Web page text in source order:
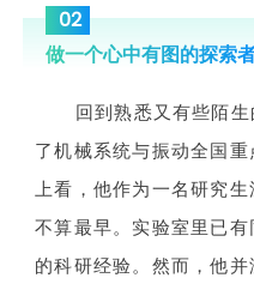
02
做一个心中有图的探索
回到熟悉又有些陌
了机械系统与振动全国
上看，他作为一名研究
不算最早。实验室里已
的科研经验。然而，他并